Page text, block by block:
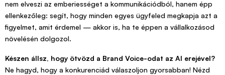
nem elveszi az emberiességet a kommunikációdból, hanem épp
ellenkezőleg: segít, hogy minden egyes ügyfeled megkapja azt a
figyelmet, amit érdemel — akkor is, ha te éppen a vállalkozásod
növelésén dolgozol.
Készen állsz, hogy ötvözd a Brand Voice-odat az AI erejével?
Ne hagyd, hogy a konkurenciád válaszoljon gyorsabban! Nézd